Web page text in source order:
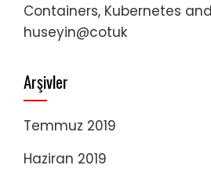
Containers, Kubernetes
huseyin@cotuk
Arşivler
Temmuz 2019
Haziran 2019